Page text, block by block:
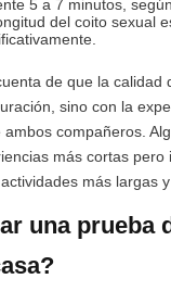
5 a 7 minutos,
del coito sexual
de que la calidad
sino con la
compañeros.
más cortas pero
más largas y
una prueba